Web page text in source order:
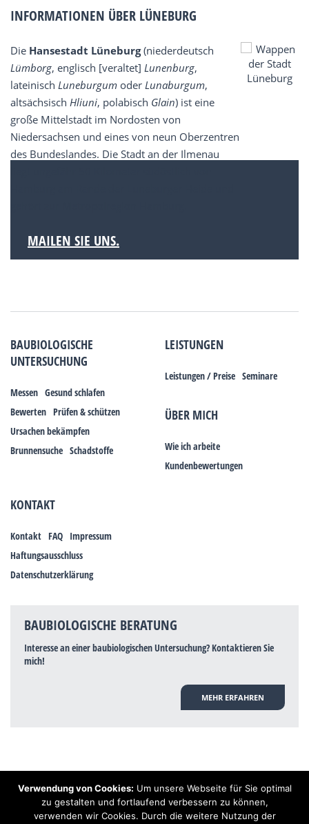
INFORMATIONEN ÜBER LÜNEBURG
Die Hansestadt Lüneburg(niederdeutsch
Lümborg, englisch [veraltet] Lunenburg,
lateinisch Luneburgum oder Lunaburgum,
altsächsisch Hliuni, polabisch Glain) ist eine
große Mittelstadt im Nordosten von
Niedersachsen und eines von neun Oberzentren
des Bundeslandes. Die Stadt an der Ilmenau
MAILEN SIE UNS.
BAUBIOLOGISCHE
UNTERSUCHUNG
Messen Gesund schlafen
Bewerten Prüfen & schützen
Ursachen bekämpfen
Brunnensuche Schadstoffe
LEISTUNGEN
Leistungen / Preise Seminare
ÜBER MICH
Wie ich arbeite
Kundenbewertungen
KONTAKT
Kontakt FAQ Impressum
Haftungsausschluss
Datenschutzerklärung
BAUBIOLOGISCHE BERATUNG
Interesse an einer baubiologischen Untersuchung? Kontaktieren Sie
mich!
MEHR ERFAHREN
Hinweis: Trotz zahlreicher Studien, die einen Zusammenhang zwischen
Elektrosmog und gesundheitlichen Problemen aufzeigen, ist es von der
praktischen Schulmedizin bisher wissenschaftlich nicht anerkannt, dass
Verwendung von Cookies: Um unsere Webseite für Sie optimal
zu gestalten und fortlaufend verbessern zu können,
verwenden wir Cookies. Durch die weitere Nutzung der